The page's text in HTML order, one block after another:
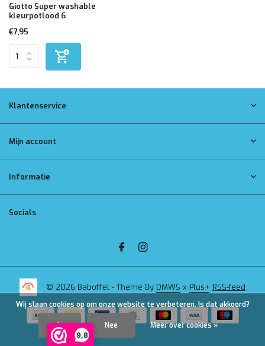
9,8
Giotto Super washable
kleurpotlood 6
€7,95
Klantenservice
Mijn account
Informatie
Socials
© 2026 Baboffel - Theme By DMWS x Plus+ RSS-feed
Wij slaan cookies op om onze website te verbeteren. Is dat akkoord?
Ja Nee Meer over cookies »